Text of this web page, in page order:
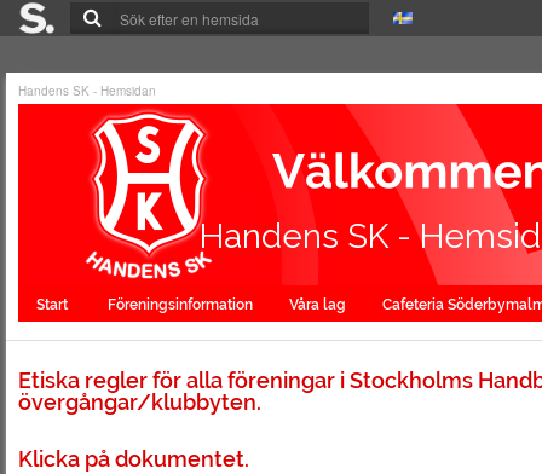
Handens SK - Hemsidan
Handens SK -
Start Föreningsinformation Våra lag Cafeteria
Etiska regler för alla föreningar i Stockholms
övergångar/klubbyten.
Klicka på dokumentet.